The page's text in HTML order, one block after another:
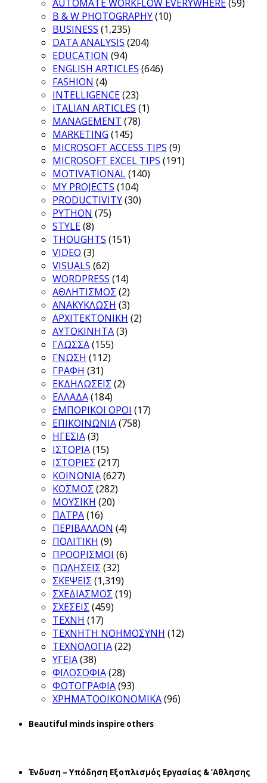
AUTOMATE WORKFLOW EVERYWHERE(59)
B & W PHOTOGRAPHY(10)
BUSINESS (1,235)
DATA ANALYSIS (204)
EDUCATION (94)
ENGLISH ARTICLES (646)
FASHION (4)
INTELLIGENCE(23)
ITALIAN ARTICLES (1)
MANAGEMENT (78)
MARKETING (145)
MICROSOFT ACCESS TIPS (9)
MICROSOFT EXCEL TIPS (191)
MOTIVATIONAL(140)
MY PROJECTS (104)
PRODUCTIVITY(30)
PYTHON (75)
STYLE(8)
THOUGHTS (151)
VIDEO (3)
VISUALS (62)
WORDPRESS (14)
ΑΘΛΗΤΙΣΜΟΣ (2)
ΑΝΑΚΥΚΛΩΣΗ (3)
ΑΡΧΙΤΕΚΤΟΝΙΚΗ (2)
ΑΥΤΟΚΙΝΗΤΑ(3)
ΓΛΩΣΣΑ(155)
ΓΝΩΣΗ (112)
ΓΡΑΦΗ (31)
ΕΚΔΗΛΩΣΕΙΣ (2)
ΕΛΛΑΔΑ(184)
ΕΜΠΟΡΙΚΟΙ ΟΡΟΙ (17)
ΕΠΙΚΟΙΝΩΝΙΑ(758)
ΗΓΕΣΙΑ(3)
ΙΣΤΟΡΙΑ(15)
ΙΣΤΟΡΙΕΣ (217)
ΚΟΙΝΩΝΙΑ(627)
ΚΟΣΜΟΣ (282)
ΜΟΥΣΙΚΗ (20)
ΠΑΤΡΑ(16)
ΠΕΡΙΒΑΛΛΟΝ (4)
ΠΟΛΙΤΙΚΗ (9)
ΠΡΟΟΡΙΣΜΟΙ (6)
ΠΩΛΗΣΕΙΣ (32)
ΣΚΕΨΕΙΣ (1,319)
ΣΧΕΔΙΑΣΜΟΣ (19)
ΣΧΕΣΕΙΣ (459)
ΤΕΧΝΗ (17)
ΤΕΧΝΗΤΗ ΝΟΗΜΟΣΥΝΗ (12)
ΤΕΧΝΟΛΟΓΙΑ(22)
ΥΓΕΙΑ(38)
ΦΙΛΟΣΟΦΙΑ(28)
ΦΩΤΟΓΡΑΦΙΑ(93)
ΧΡΗΜΑΤΟΟΙΚΟΝΟΜΙΚΑ(96)
Beautiful minds inspire others
Ένδυση – Υπόδηση Εξοπλισμός Εργασίας & ‘Aθλησης